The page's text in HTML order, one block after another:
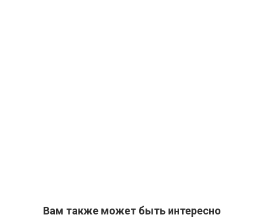
Вам также может быть интересно